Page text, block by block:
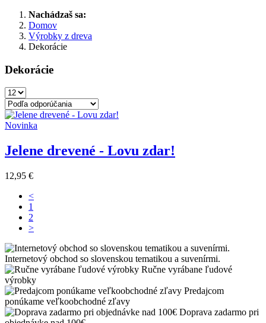
Nachádzaš sa:
Domov
Výrobky z dreva
Dekorácie
Dekorácie
Novinka
Jelene drevené - Lovu zdar!
12,95 €
<
1
2
>
Internetový obchod so slovenskou tematikou a suvenírmi.
Ručne vyrábane ľudové
výrobky
Predajcom
ponúkame veľkoobchodné zľavy
Doprava zadarmo pri